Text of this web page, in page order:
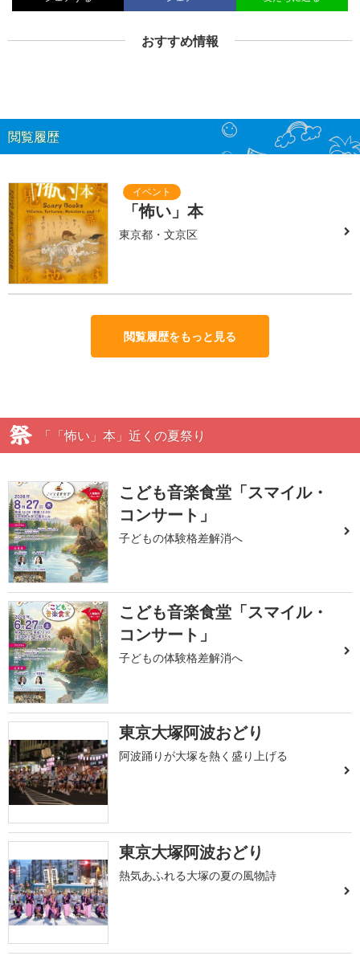
おすすめ情報
閲覧履歴
「怖い」本
東京都・文京区
閲覧履歴をもっと見る
「「怖い」本」近くの夏祭り
こども音楽食堂「スマイル・
コンサート」
子どもの体験格差解消へ
こども音楽食堂「スマイル・
コンサート」
子どもの体験格差解消へ
東京大塚阿波おどり
阿波踊りが大塚を熱く盛り上げる
東京大塚阿波おどり
熱気あふれる大塚の夏の風物詩